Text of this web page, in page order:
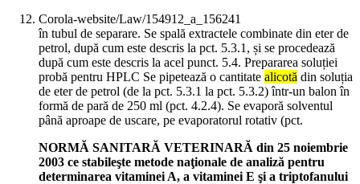
Corola-website/Law/154912_a_156241
în tubul de separare. Se spală extractele combinate din eter de
petrol, după cum este descris la pct. 5.3.1, și se procedează
după cum este descris la acel punct. 5.4. Prepararea soluției
probă pentru HPLC Se pipetează o cantitate alicotă din soluția
de eter de petrol (de la pct. 5.3.1 la pct. 5.3.2) într-un balon în
formă de pară de 250 ml (pct. 4.2.4). Se evaporă solventul
până aproape de uscare, pe evaporatorul rotativ (pct.
NORMĂ SANITARĂ VETERINARĂ din 25 noiembrie
2003 ce stabileşte metode naţionale de analiză pentru
determinarea vitaminei A, a vitaminei E şi a triptofanului